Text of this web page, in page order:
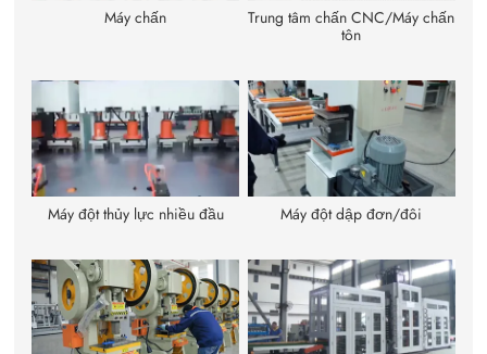
Máy chấn
Trung tâm chấn CNC/Máy chấn
tôn
Máy đột thủy lực nhiều đầu Máy đột dập đơn/đôi